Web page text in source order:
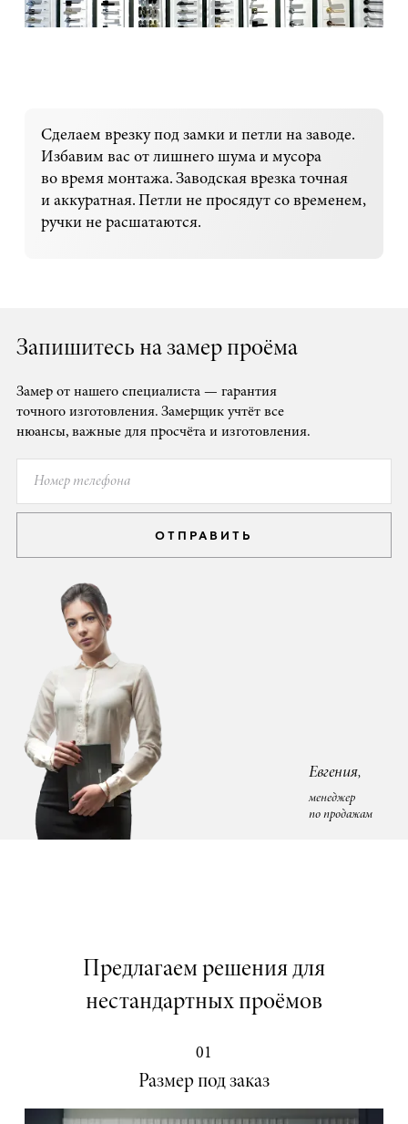
Сделаем врезку под замки и петли на заводе.
Избавим вас от лишнего шума и мусора
во время монтажа. Заводская врезка точная
и аккуратная. Петли не просядут со временем,
ручки не расшатаются.
Запишитесь на замер проёма
Замер от нашего специалиста — гарантия
точного изготовления. Замерщик учтёт все
нюансы, важные для просчёта и изготовления.
ОТПРАВИТЬ
Евгения,
менеджер
по продажам
Предлагаем решения для
нестандартных проёмов
01
Размер под заказ